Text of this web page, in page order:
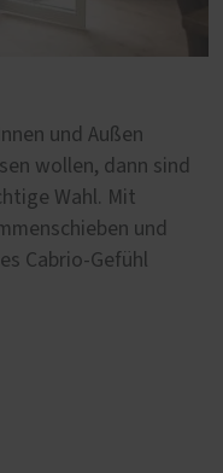
und Außen
wollen, dann sind
Wahl. Mit
und
Cabrio-Gefühl